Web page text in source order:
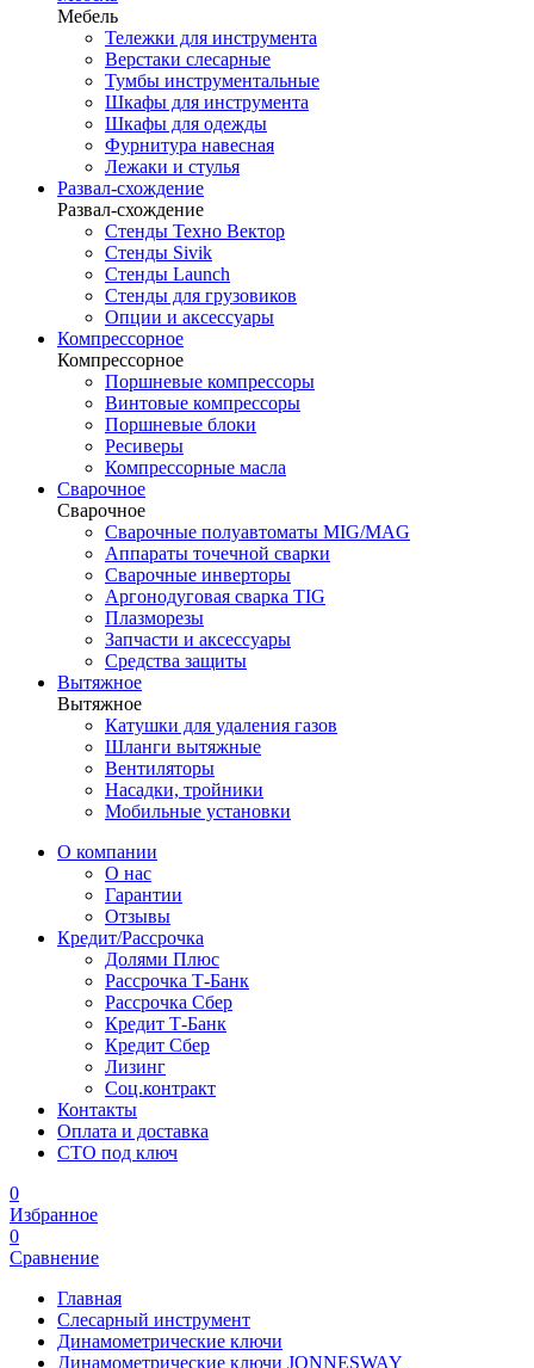
Мебель
Тележки для инструмента
Верстаки слесарные
Тумбы инструментальные
Шкафы для инструмента
Шкафы для одежды
Фурнитура навесная
Лежаки и стулья
Развал-схождение
Развал-схождение
Стенды Техно Вектор
Стенды Sivik
Стенды Launch
Стенды для грузовиков
Опции и аксессуары
Компрессорное
Компрессорное
Поршневые компрессоры
Винтовые компрессоры
Поршневые блоки
Ресиверы
Компрессорные масла
Сварочное
Сварочное
Сварочные полуавтоматы MIG/MAG
Аппараты точечной сварки
Сварочные инверторы
Аргонодуговая сварка TIG
Плазморезы
Запчасти и аксессуары
Средства защиты
Вытяжное
Вытяжное
Катушки для удаления газов
Шланги вытяжные
Вентиляторы
Насадки, тройники
Мобильные установки
О компании
О нас
Гарантии
Отзывы
Кредит/Рассрочка
Долями Плюс
Рассрочка Т-Банк
Рассрочка Сбер
Кредит Т-Банк
Кредит Сбер
Лизинг
Соц.контракт
Контакты
Оплата и доставка
СТО под ключ
0
Избранное
0
Сравнение
Главная
Слесарный инструмент
Динамометрические ключи
Динамометрические ключи JONNESWAY